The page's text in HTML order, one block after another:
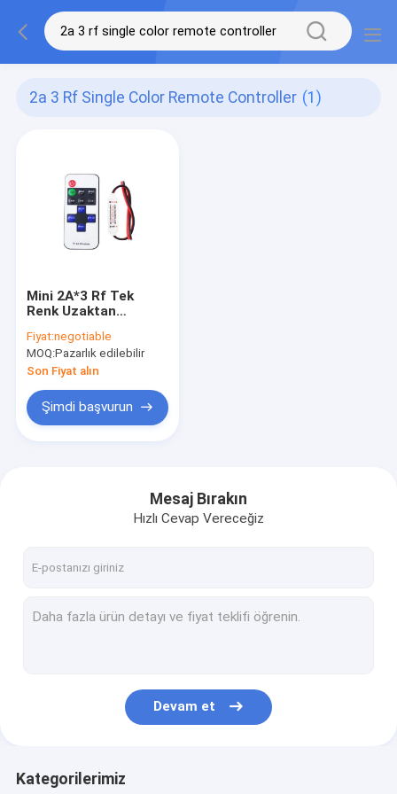
2a 3 Rf Single Color Remote Controller (1)
Mini 2A*3 Rf Tek
Renk Uzaktan
Uzaktan Kumanda
Fiyat:negotiable
MOQ:Pazarlık edilebilir
Son Fiyat alın
Şimdi başvurun
Mesaj Bırakın
Hızlı Cevap Vereceğiz
Devam et
Kategorilerimiz